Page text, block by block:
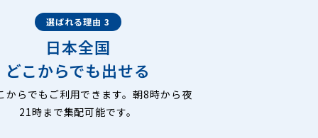
選ばれる理由 3
日本全国
どこからでも出せる
からでもご利用できます。朝8時から夜
21時まで集配可能です。